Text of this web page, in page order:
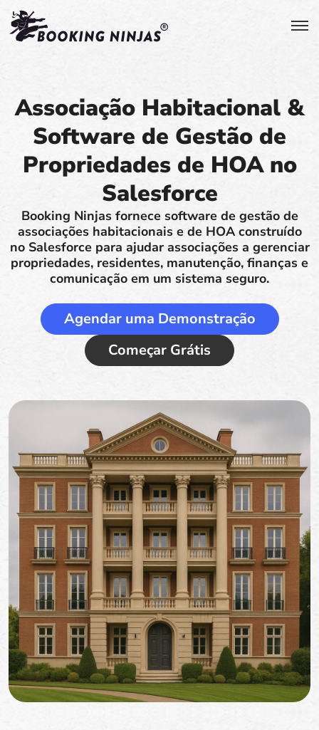
Associação Habitacional &
Software de Gestão de
Propriedades de HOA no
Salesforce
Booking Ninjas fornece software de gestão de
associações habitacionais e de HOA construído
no Salesforce para ajudar associações a gerenciar
propriedades, residentes, manutenção, finanças e
comunicação em um sistema seguro.
Agendar uma Demonstração
Começar Grátis